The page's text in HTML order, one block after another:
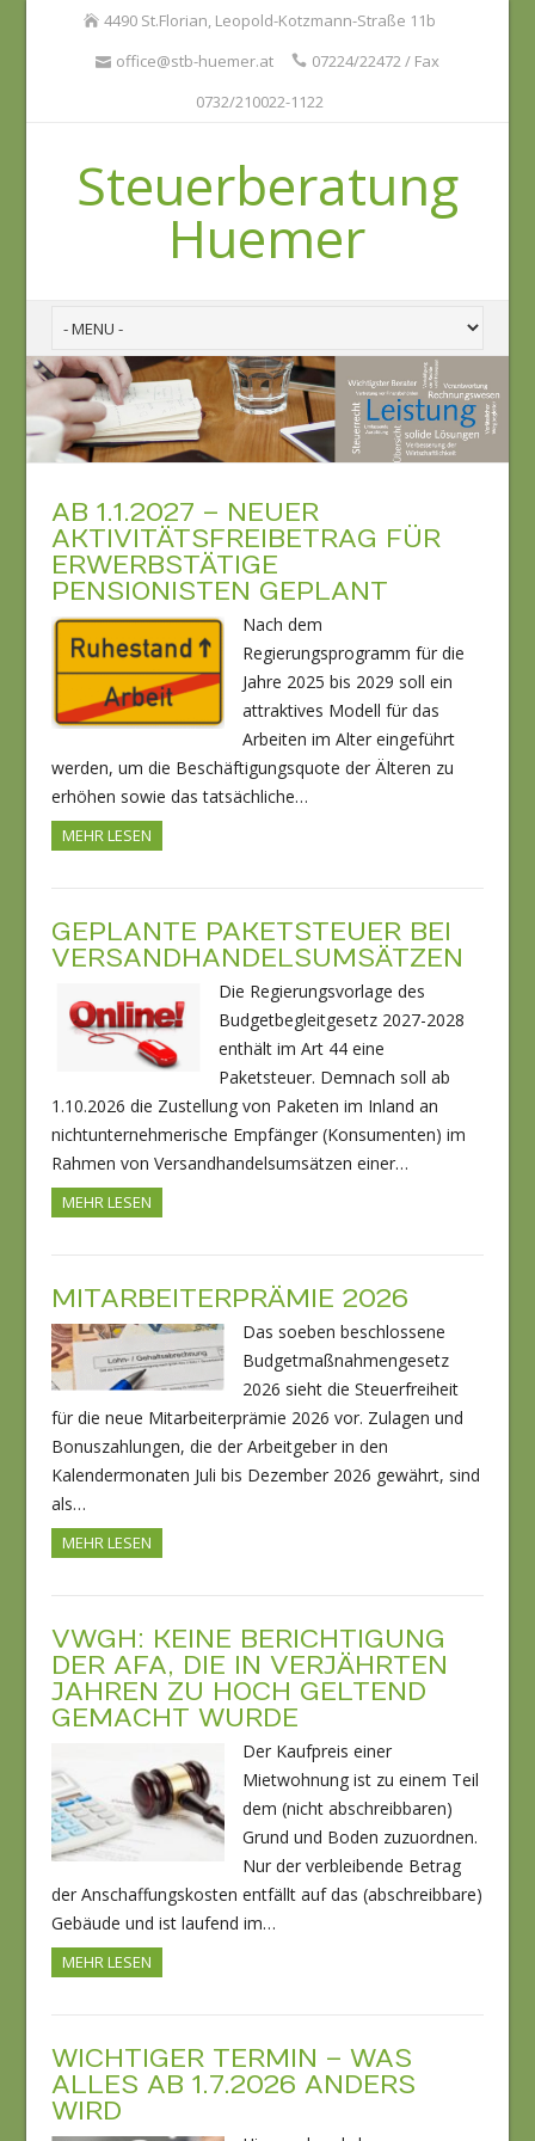
4490 St.Florian, Leopold-Kotzmann-Straße 11b
office@stb-huemer.at
07224/22472 / Fax
0732/210022-1122
Steuerberatung
Huemer
AB 1.1.2027 – NEUER
AKTIVITÄTSFREIBETRAG FÜR
ERWERBSTÄTIGE
PENSIONISTEN GEPLANT
Nach dem
Regierungsprogramm für die
Jahre 2025 bis 2029 soll ein
attraktives Modell für das
Arbeiten im Alter eingeführt
werden, um die Beschäftigungsquote der Älteren zu
erhöhen sowie das tatsächliche…
MEHR LESEN
GEPLANTE PAKETSTEUER BEI
VERSANDHANDELSUMSÄTZEN
Die Regierungsvorlage des
Budgetbegleitgesetz 2027-2028
enthält im Art 44 eine
Paketsteuer. Demnach soll ab
1.10.2026 die Zustellung von Paketen im Inland an
nichtunternehmerische Empfänger (Konsumenten) im
Rahmen von Versandhandelsumsätzen einer…
MEHR LESEN
MITARBEITERPRÄMIE 2026
Das soeben beschlossene
Budgetmaßnahmengesetz
2026 sieht die Steuerfreiheit
für die neue Mitarbeiterprämie 2026 vor. Zulagen und
Bonuszahlungen, die der Arbeitgeber in den
Kalendermonaten Juli bis Dezember 2026 gewährt, sind
als…
MEHR LESEN
VWGH: KEINE BERICHTIGUNG
DER AFA, DIE IN VERJÄHRTEN
JAHREN ZU HOCH GELTEND
GEMACHT WURDE
Der Kaufpreis einer
Mietwohnung ist zu einem Teil
dem (nicht abschreibbaren)
Grund und Boden zuzuordnen.
Nur der verbleibende Betrag
der Anschaffungskosten entfällt auf das (abschreibbare)
Gebäude und ist laufend im…
MEHR LESEN
WICHTIGER TERMIN – WAS
ALLES AB 1.7.2026 ANDERS
WIRD